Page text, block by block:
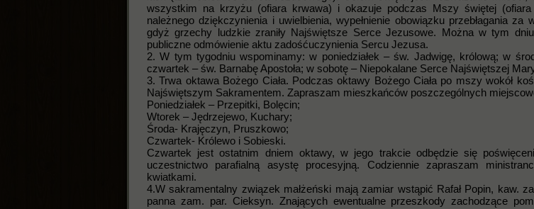
wszystkim na krzyżu (ofiara krwawa) i okazuje podczas Mszy świętej (ofiara
należnego dziękczynienia i uwielbienia, wypełnienie obowiązku przebłagania
gdyż grzechy ludzkie zraniły Najświętsze Serce Jezusowe. Można w tym
publiczne odmówienie aktu zadośćuczynienia Sercu Jezusa.
2. W tym tygodniu wspominamy: w poniedziałek – św. Jadwigę, królową; w
czwartek – św. Barnabę Apostoła; w sobotę – Niepokalane Serce Najświętszej
3. Trwa oktawa Bożego Ciała. Podczas oktawy Bożego Ciała po mszy wokół
Najświętszym Sakramentem. Zapraszam mieszkańców poszczególnych
Poniedziałek – Przepitki, Bolęcin;
Wtorek – Jędrzejewo, Kuchary;
Środa- Krajęczyn, Pruszkowo;
Czwartek- Królewo i Sobieski.
Czwartek jest ostatnim dniem oktawy, w jego trakcie odbędzie się
uczestnictwo parafialną asystę procesyjną. Codziennie zapraszam
kwiatkami.
4.W sakramentalny związek małżeński mają zamiar wstąpić Rafał Popin, kaw.
panna zam. par. Cieksyn. Znających ewentualne przeszkody zachodzące